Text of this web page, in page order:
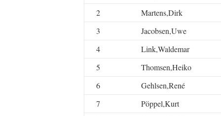
2
Martens,Dirk
3
Jacobsen,Uwe
4
Link,Waldemar
5
Thomsen,Heiko
6
Gehlsen,René
7
Pöppel,Kurt